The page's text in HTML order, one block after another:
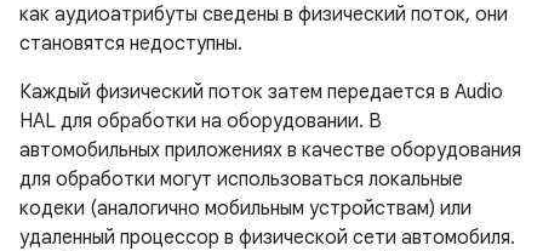
как аудиоатрибуты сведены в физический поток, они
становятся недоступны.
Каждый физический поток затем передается в Audio
HAL для обработки на оборудовании. В
автомобильных приложениях в качестве оборудования
для обработки могут использоваться локальные
кодеки (аналогично мобильным устройствам) или
удаленный процессор в физической сети автомобиля.